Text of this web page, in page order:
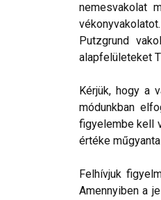
nemesvakolat
Putzgrund
alapfelületeket
Kérjük, hogy a
módunkban
figyelembe kell
értéke
Felhívjuk
Amennyiben a